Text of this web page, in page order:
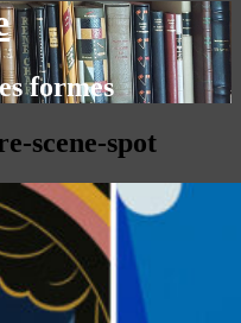
formes
scene-spot